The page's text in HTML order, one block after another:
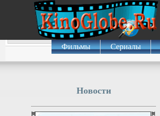
Фильмы Сериалы
Новости